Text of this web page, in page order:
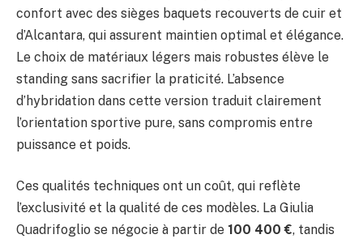
confort avec des sièges baquets recouverts de cuir et
d’Alcantara, qui assurent maintien optimal et élégance.
Le choix de matériaux légers mais robustes élève le
standing sans sacrifier la praticité. L’absence
d’hybridation dans cette version traduit clairement
l’orientation sportive pure, sans compromis entre
puissance et poids.
Ces qualités techniques ont un coût, qui reflète
l’exclusivité et la qualité de ces modèles. La Giulia
Quadrifoglio se négocie à partir de 100 400 €, tandis